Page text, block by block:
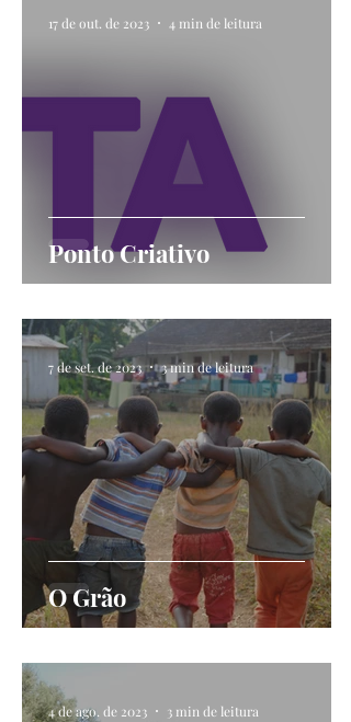
Ponto Criativo
17 de out. de 2023 4 min de leitura
O Grão
7 de set. de 2023 3 min de leitura
4 de ago. de 2023 3 min de leitura